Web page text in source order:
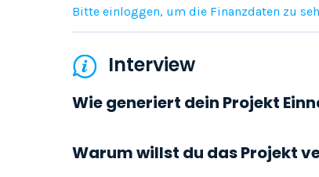
Bitte einloggen, um die Finanzdaten zu
Interview
Wie generiert dein Projekt
Warum willst du das Projekt